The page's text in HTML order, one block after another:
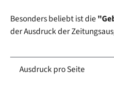
Besonders beliebt ist die
der Ausdruck der
Ausdruck pro Seite